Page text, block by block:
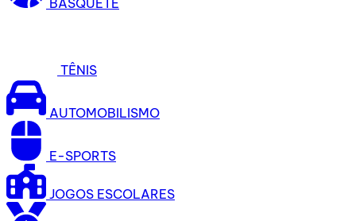
TÊNIS
AUTOMOBILISMO
E-SPORTS
JOGOS ESCOLARES